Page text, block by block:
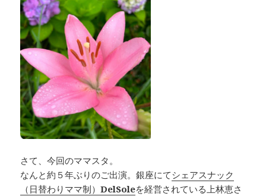
さて、今回のママスタ。
なんと約５年ぶりのご出演。銀座にてシェアスナック
（日替わりママ制）DelSoleを経営されている上林恵さ